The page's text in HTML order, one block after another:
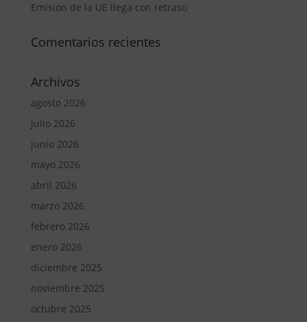
Emisión de la UE llega con retraso
Comentarios recientes
Archivos
agosto 2026
julio 2026
junio 2026
mayo 2026
abril 2026
marzo 2026
febrero 2026
enero 2026
diciembre 2025
noviembre 2025
octubre 2025